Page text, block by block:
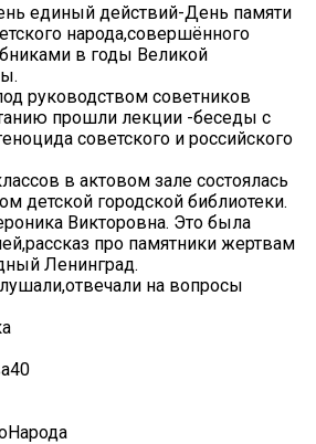
единый действий-День памяти
народа,совершённого
в годы Великой
руководством советников
прошли лекции -беседы с
советского и российского
в актовом зале состоялась
детской городской библиотеки.
Викторовна. Это была
про памятники жертвам
Ленинград.
на вопросы